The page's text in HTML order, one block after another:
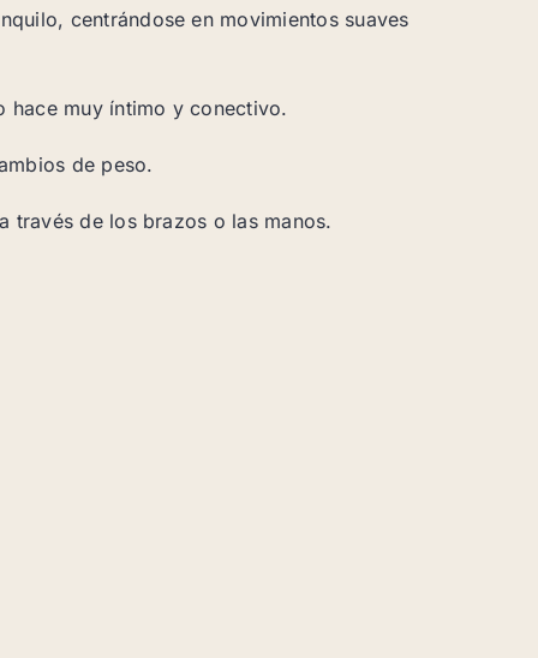
centrándose en movimientos suaves
hace muy íntimo y conectivo.
de peso.
través de los brazos o las manos.